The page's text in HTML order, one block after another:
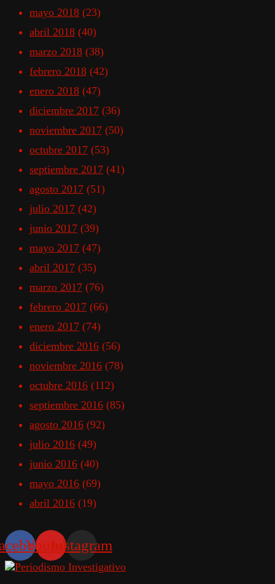
mayo 2018 (23)
abril 2018 (40)
marzo 2018 (38)
febrero 2018 (42)
enero 2018 (47)
diciembre 2017 (36)
noviembre 2017 (50)
octubre 2017 (53)
septiembre 2017 (41)
agosto 2017 (51)
julio 2017 (42)
junio 2017 (39)
mayo 2017 (47)
abril 2017 (35)
marzo 2017 (76)
febrero 2017 (66)
enero 2017 (74)
diciembre 2016 (56)
noviembre 2016 (78)
octubre 2016 (112)
septiembre 2016 (85)
agosto 2016 (92)
julio 2016 (49)
junio 2016 (40)
mayo 2016 (69)
abril 2016 (19)
YoutubeInstagram